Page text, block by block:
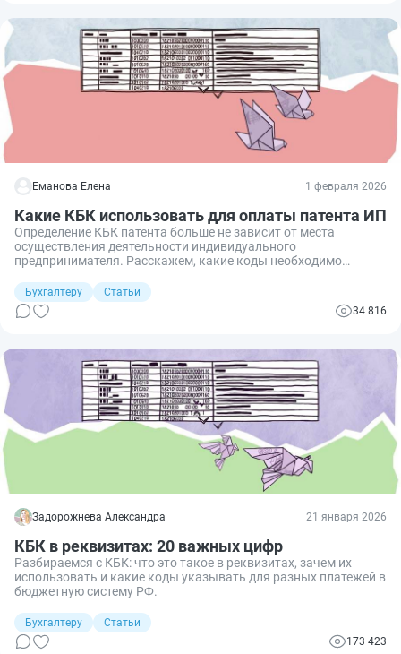
Еманова Елена 1 февраля 2026
Какие КБК использовать для оплаты патента ИП
Определение КБК патента больше не зависит от места
осуществления деятельности индивидуального
предпринимателя. Расскажем, какие коды необходимо
поручение на оплату и что делать, если допущена ошибка.
Бухгалтеру
Статьи
34 816
Задорожнева Александра 21 января 2026
КБК в реквизитах: 20 важных цифр
Разбираемся с КБК: что это такое в реквизитах, зачем их
использовать и какие коды указывать для разных платежей в
бюджетную систему РФ.
Бухгалтеру
Статьи
173 423